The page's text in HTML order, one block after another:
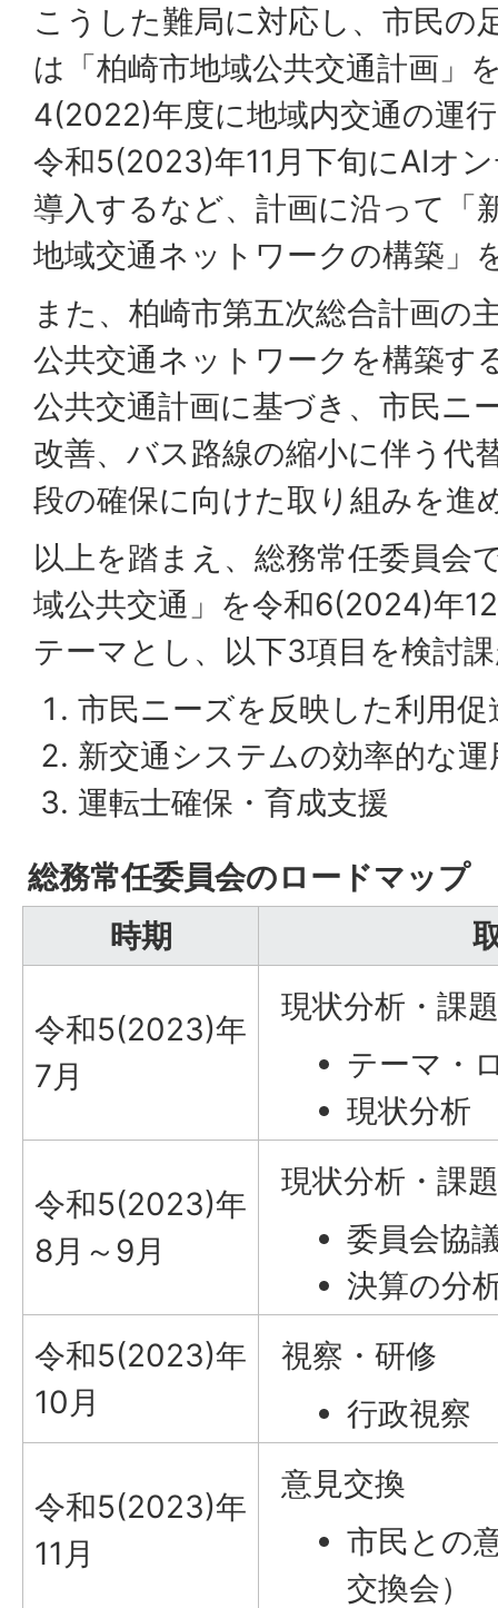
こうした難局に対応し、市民の
は「柏崎市地域公共交通計画」
4(2022)年度に地域内交通の運
令和5(2023)年11月下旬にAIオ
導入するなど、計画に沿って「
地域交通ネットワークの構築」
また、柏崎市第五次総合計画の
公共交通ネットワークを構築す
公共交通計画に基づき、市民ニ
改善、バス路線の縮小に伴う代
段の確保に向けた取り組みを進
以上を踏まえ、総務常任委員会
域公共交通」を令和6(2024)年
テーマとし、以下3項目を検討
市民ニーズを反映した利用
新交通システムの効率的な運
運転士確保・育成支援
総務常任委員会のロードマップ
時期
令和5(2023)年
7月
現状分析・課
テーマ・
現状分析
令和5(2023)年
8月～9月
現状分析・課
委員会協
決算の分
令和5(2023)年
10月
視察・研修
行政視察
令和5(2023)年
11月
意見交換
市民との
交換会）